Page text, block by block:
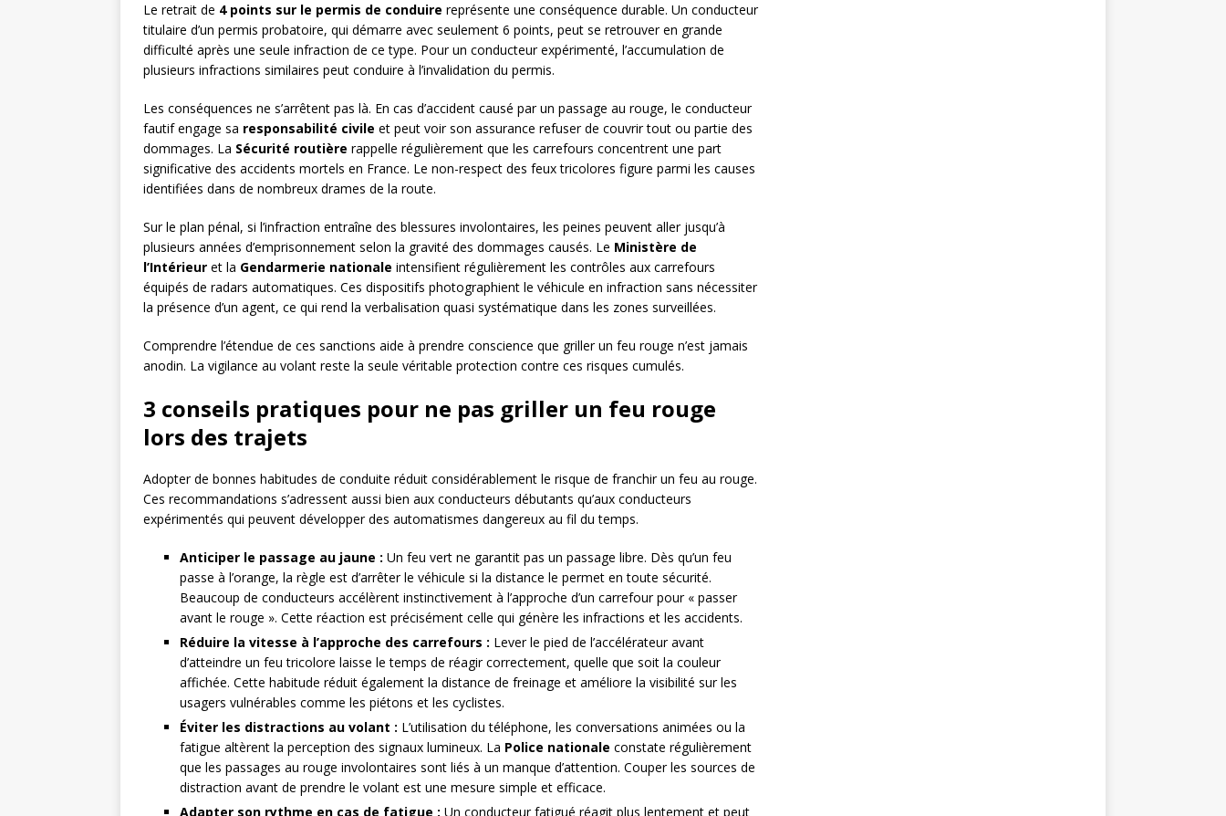
Le retrait de 4 points sur le permis de conduire représente une conséquence durable. Un conducteur
titulaire d’un permis probatoire, qui démarre avec seulement 6 points, peut se retrouver en grande
difficulté après une seule infraction de ce type. Pour un conducteur expérimenté, l’accumulation de
plusieurs infractions similaires peut conduire à l’invalidation du permis.
Les conséquences ne s’arrêtent pas là. En cas d’accident causé par un passage au rouge, le conducteur
fautif engage sa responsabilité civile et peut voir son assurance refuser de couvrir tout ou partie des
dommages. La Sécurité routière rappelle régulièrement que les carrefours concentrent une part
significative des accidents mortels en France. Le non-respect des feux tricolores figure parmi les causes
identifiées dans de nombreux drames de la route.
Sur le plan pénal, si l’infraction entraîne des blessures involontaires, les peines peuvent aller jusqu’à
plusieurs années d’emprisonnement selon la gravité des dommages causés. Le Ministère de
l’Intérieur et la Gendarmerie nationale intensifient régulièrement les contrôles aux carrefours
équipés de radars automatiques. Ces dispositifs photographient le véhicule en infraction sans nécessiter
la présence d’un agent, ce qui rend la verbalisation quasi systématique dans les zones surveillées.
Comprendre l’étendue de ces sanctions aide à prendre conscience que griller un feu rouge n’est jamais
anodin. La vigilance au volant reste la seule véritable protection contre ces risques cumulés.
3 conseils pratiques pour ne pas griller un feu rouge
lors des trajets
Adopter de bonnes habitudes de conduite réduit considérablement le risque de franchir un feu au rouge.
Ces recommandations s’adressent aussi bien aux conducteurs débutants qu’aux conducteurs
expérimentés qui peuvent développer des automatismes dangereux au fil du temps.
Anticiper le passage au jaune : Un feu vert ne garantit pas un passage libre. Dès qu’un feu
passe à l’orange, la règle est d’arrêter le véhicule si la distance le permet en toute sécurité.
Beaucoup de conducteurs accélèrent instinctivement à l’approche d’un carrefour pour « passer
avant le rouge ». Cette réaction est précisément celle qui génère les infractions et les accidents.
Réduire la vitesse à l’approche des carrefours : Lever le pied de l’accélérateur avant
d’atteindre un feu tricolore laisse le temps de réagir correctement, quelle que soit la couleur
affichée. Cette habitude réduit également la distance de freinage et améliore la visibilité sur les
usagers vulnérables comme les piétons et les cyclistes.
Éviter les distractions au volant : L’utilisation du téléphone, les conversations animées ou la
fatigue altèrent la perception des signaux lumineux. La Police nationale constate régulièrement
que les passages au rouge involontaires sont liés à un manque d’attention. Couper les sources de
distraction avant de prendre le volant est une mesure simple et efficace.
Adapter son rythme en cas de fatigue : Un conducteur fatigué réagit plus lentement et peut